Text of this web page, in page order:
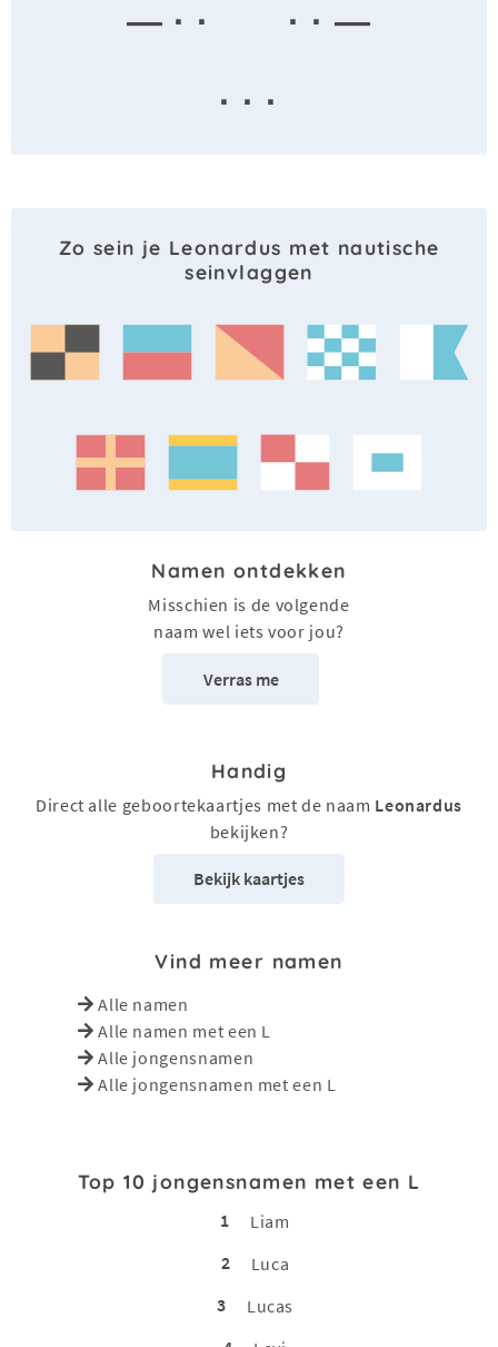
— · ·
· · —
· · ·
Zo sein je Leonardus met nautische
seinvlaggen
Namen ontdekken
Misschien is de volgende
naam wel iets voor jou?
Verras me
Handig
Direct alle geboortekaartjes met de naam Leonardus
bekijken?
Bekijk kaartjes
Vind meer namen
Alle namen
Alle namen met een L
Alle jongensnamen
Alle jongensnamen met een L
Top 10 jongensnamen met een L
1
Liam
2
Luca
3
Lucas